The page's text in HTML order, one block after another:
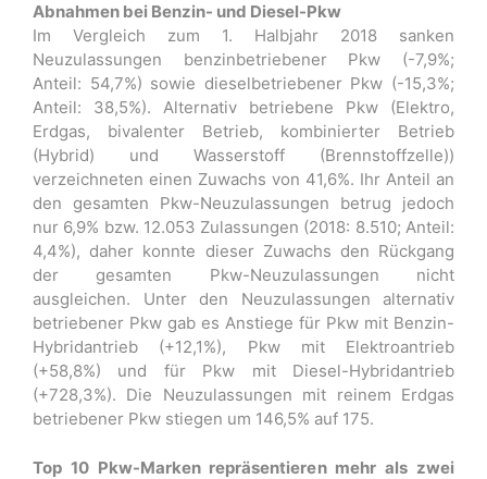
Abnahmen bei Benzin- und Diesel-Pkw
Im Vergleich zum 1. Halbjahr 2018 sanken
Neuzulassungen benzinbetriebener Pkw (-7,9%;
Anteil: 54,7%) sowie dieselbetriebener Pkw (-15,3%;
Anteil: 38,5%). Alternativ betriebene Pkw (Elektro,
Erdgas, bivalenter Betrieb, kombinierter Betrieb
(Hybrid) und Wasserstoff (Brennstoffzelle))
verzeichneten einen Zuwachs von 41,6%. Ihr Anteil an
den gesamten Pkw-Neuzulassungen betrug jedoch
nur 6,9% bzw. 12.053 Zulassungen (2018: 8.510; Anteil:
4,4%), daher konnte dieser Zuwachs den Rückgang
der gesamten Pkw-Neuzulassungen nicht
ausgleichen. Unter den Neuzulassungen alternativ
betriebener Pkw gab es Anstiege für Pkw mit Benzin-
Hybridantrieb (+12,1%), Pkw mit Elektroantrieb
(+58,8%) und für Pkw mit Diesel-Hybridantrieb
(+728,3%). Die Neuzulassungen mit reinem Erdgas
betriebener Pkw stiegen um 146,5% auf 175.
Top 10 Pkw-Marken repräsentieren mehr als zwei